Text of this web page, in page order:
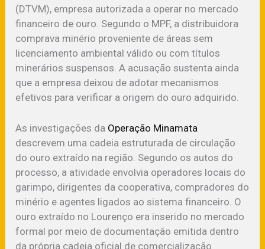
(DTVM), empresa autorizada a operar no mercado
financeiro de ouro. Segundo o MPF, a distribuidora
comprava minério proveniente de áreas sem
licenciamento ambiental válido ou com títulos
minerários suspensos. A acusação sustenta ainda
que a empresa deixou de adotar mecanismos
efetivos para verificar a origem do ouro adquirido.
As investigações da Operação Minamata
descrevem uma cadeia estruturada de circulação
do ouro extraído na região. Segundo os autos do
processo, a atividade envolvia operadores locais do
garimpo, dirigentes da cooperativa, compradores do
minério e agentes ligados ao sistema financeiro. O
ouro extraído no Lourenço era inserido no mercado
formal por meio de documentação emitida dentro
da própria cadeia oficial de comercialização